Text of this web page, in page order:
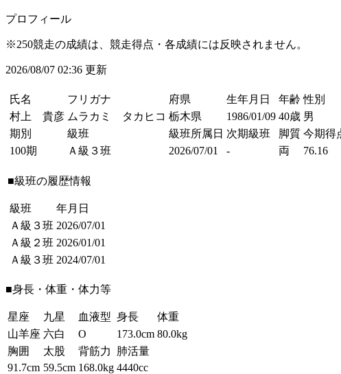
プロフィール
※250競走の成績は、競走得点・各成績には反映されません。
2026/08/07 02:36 更新
氏名 フリガナ 府県 生年月日 年齢 性別
村上 貴彦 ムラカミ タカヒコ 栃木県 1986/01/09 40歳 男
期別
級班 級班所属日 次期級班 脚質 今期得
100期
Ａ級３班 2026/07/01 - 両 76.16
■級班の履歴情報
級班
年月日
Ａ級３班 2026/07/01
Ａ級２班 2026/01/01
Ａ級３班 2024/07/01
■身長・体重・体力等
星座 九星 血液型 身長
体重
山羊座 六白 O 173.0cm 80.0kg
胸囲
太股 背筋力
肺活量
91.7cm 59.5cm 168.0kg 4440cc